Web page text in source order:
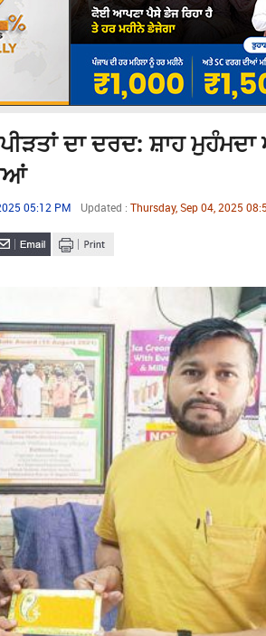
ਦਾ ਦਰਦ: ਸ਼ਾਹ ਮੁਹੰਮਦਾ
05:12 PM Updated : Thursday, Sep 04, 2025